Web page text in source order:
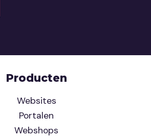
Producten
Websites
Portalen
Webshops